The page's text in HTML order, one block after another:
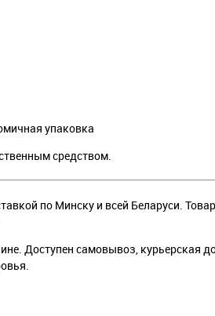
упаковка
средством.
по Минску и всей Беларуси.
Доступен самовывоз, курьерская